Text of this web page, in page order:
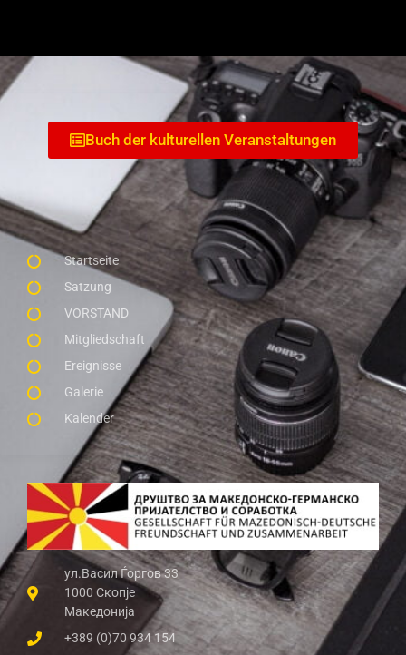
ул.Васил Ѓоргов 33
1000 Скопје
Македонија
+389 (0)70 934 154
Startseite
Satzung
VORSTAND
Mitgliedschaft
Ereignisse
Galerie
Kalender
Buch der kulturellen Veranstaltungen